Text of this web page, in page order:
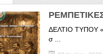
ΔΕΛΤΙΟ ΤΥΠΟΥ
σ ...